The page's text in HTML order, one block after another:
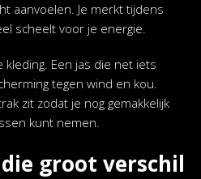
aanvoelen. Je merkt tijdens
scheelt voor je energie.
Een jas die net iets
tegen wind en kou.
zit zodat je nog gemakkelijk
kunt nemen.
groot verschil